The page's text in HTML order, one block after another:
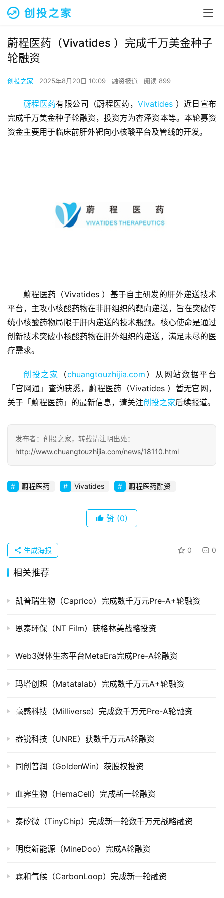
融
资
报
商
业
初
创
企
业
发
布
购
重
司
市
创
数
学
登录
投稿
蔚程医药（Vivatides ）完成千万美金种子
轮融资
创投之家 2025年8月20日 10:09 融资报道 阅读 899
蔚程医药有限公司（蔚程医药，Vivatides ）近日宣布
完成千万美金种子轮融资，投资方为杏泽资本等。本轮募资
资金主要用于临床前肝外靶向小核酸平台及管线的开发。
蔚程医药（Vivatides ）基于自主研发的肝外递送技术
平台，主攻小核酸药物在非肝组织的靶向递送，旨在突破传
统小核酸药物局限于肝内递送的技术瓶颈。核心使命是通过
创新技术突破小核酸药物在肝外组织的递送，满足未尽的医
疗需求。
创投之家 （chuangtouzhijia.com ）从网站数据平台
「官网通」查询获悉，蔚程医药（Vivatides ）暂无官网，
关于「蔚程医药」的最新信息，请关注创投之家后续报道。
发布者：创投之家，转载请注明出处：
http://www.chuangtouzhijia.com/news/18110.html
蔚程医药 Vivatides 蔚程医药融资
赞 (0)
0 0
生成海报
相关推荐
凯普瑞生物（Caprico）完成数千万元Pre-A+轮融资
恩泰环保（NT Film）获格林美战略投资
Web3媒体生态平台MetaEra完成Pre-A轮融资
玛塔创想（Matatalab）完成数千万元A+轮融资
毫感科技（Milliverse）完成数千万元Pre-A轮融资
盎锐科技（UNRE）获数千万元A轮融资
同创普润（GoldenWin）获股权投资
血霁生物（HemaCell）完成新一轮融资
泰矽微（TinyChip）完成新一轮数千万元战略融资
明度新能源（MineDoo）完成A轮融资
霖和气候（CarbonLoop）完成新一轮融资